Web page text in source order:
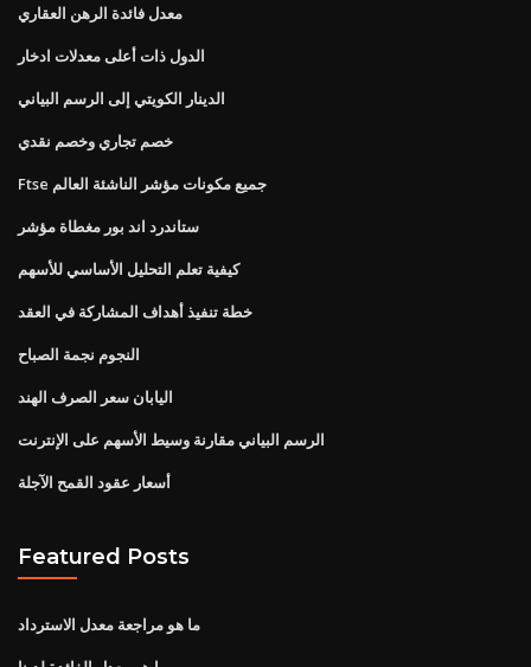
معدل فائدة الرهن العقاري
الدول ذات أعلى معدلات ادخار
الدينار الكويتي إلى الرسم البياني
خصم تجاري وخصم نقدي
Ftse جميع مكونات مؤشر الناشئة العالم
ستاندرد اند بور مغطاة مؤشر
كيفية تعلم التحليل الأساسي للأسهم
خطة تنفيذ أهداف المشاركة في العقد
النجوم نجمة الصباح
اليابان سعر الصرف الهند
الرسم البياني مقارنة وسيط الأسهم على الإنترنت
أسعار عقود القمح الآجلة
Featured Posts
ما هو مراجعة معدل الاسترداد